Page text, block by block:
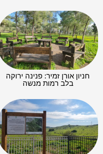
חניון אורן זמיר: פנינה ירוקה
בלב רמות מנשה